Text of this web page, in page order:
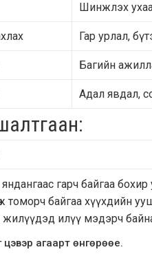
Шинжлэх
Гар урлал,
Багийн
Адал явдал,
гарч байгаа бохир
байгаа хүүхдийн
жилүүдэд илүү мэдэрч
агаарт өнгөрөөе.